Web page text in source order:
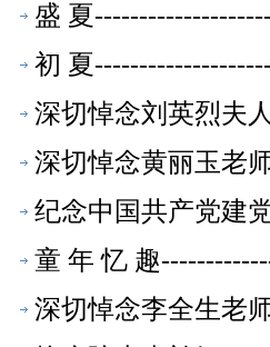
盛 夏
初 夏
深切悼念刘英烈夫
萃】
深切悼念黄丽玉老
纪念中国共产党建
童 年 忆 趣
深切悼念李全生老